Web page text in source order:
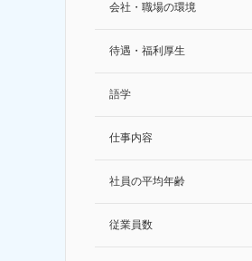
会社・職場の環境
待遇・福利厚生
語学
仕事内容
社員の平均年齢
従業員数